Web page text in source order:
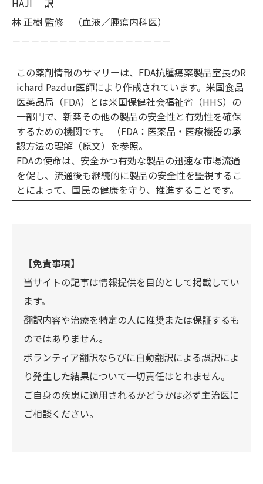
HAJI 訳
林 正樹 監修 （血液／腫瘍内科医）
－－－－－－－－－－－－－－－－－
この薬剤情報のサマリーは、FDA抗腫瘍薬製品室長のR
ichard Pazdur医師により作成されています。米国食品
医薬品局（FDA）とは米国保健社会福祉省（HHS）の
一部門で、新薬その他の製品の安全性と有効性を確保
するための機関です。 （FDA：医薬品・医療機器の承
認方法の理解（原文）を参照。
FDAの使命は、安全かつ有効な製品の迅速な市場流通
を促し、流通後も継続的に製品の安全性を監視するこ
とによって、国民の健康を守り、推進することです。
【免責事項】
当サイトの記事は情報提供を目的として掲載してい
ます。
翻訳内容や治療を特定の人に推奨または保証するも
のではありません。
ボランティア翻訳ならびに自動翻訳による誤訳によ
り発生した結果について一切責任はとれません。
ご自身の疾患に適用されるかどうかは必ず主治医に
ご相談ください。